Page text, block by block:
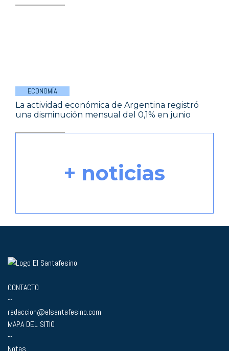
ECONOMÍA
La actividad económica de Argentina registró
una disminución mensual del 0,1% en junio
+ noticias
CONTACTO
--
redaccion@elsantafesino.com
MAPA DEL SITIO
--
Notas